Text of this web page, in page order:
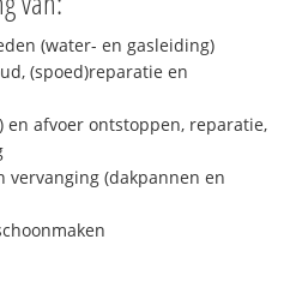
(water- en gasleiding)
(spoed)reparatie en
en afvoer ontstoppen, reparatie,
vervanging (dakpannen en